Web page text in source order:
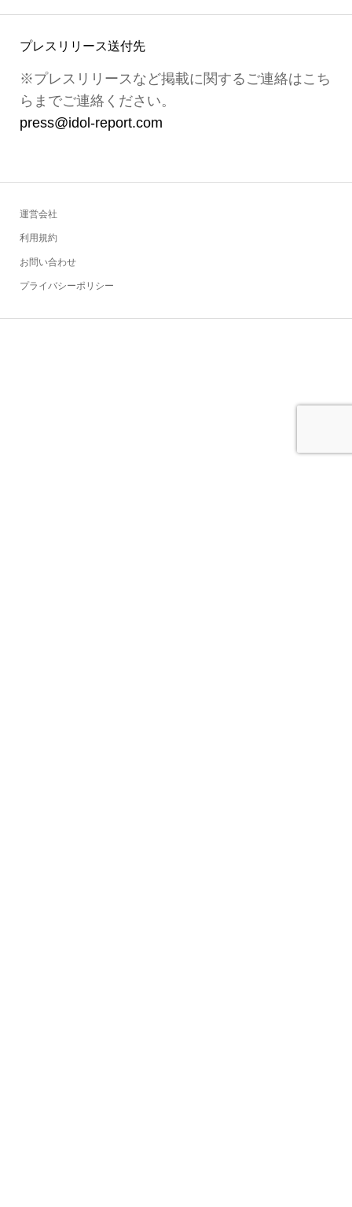
プレスリリース送付先
※プレスリリースなど掲載に関するご連絡はこち
らまでご連絡ください。
press@idol-report.com
運営会社
利用規約
お問い合わせ
プライバシーポリシー